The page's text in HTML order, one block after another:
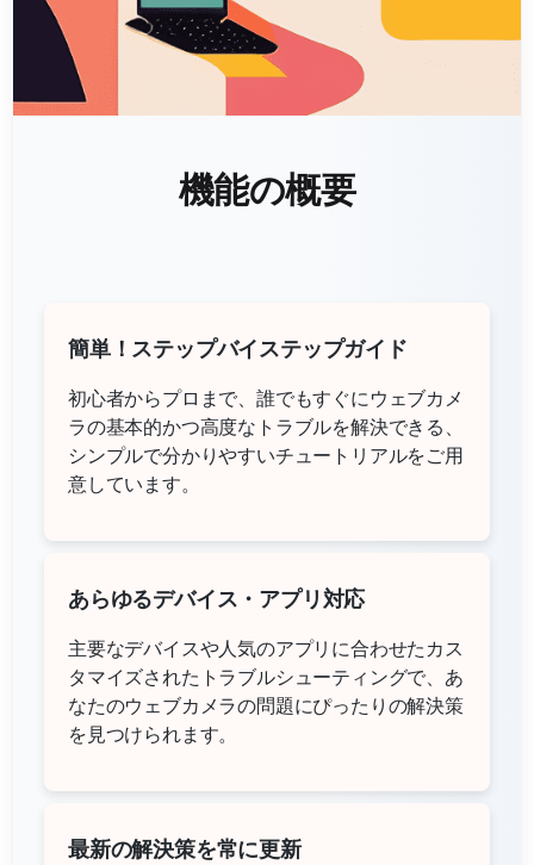
機能の概要
簡単！ステップバイステップガイド
初心者からプロまで、誰でもすぐにウェブカメ
ラの基本的かつ高度なトラブルを解決できる、
シンプルで分かりやすいチュートリアルをご用
意しています。
あらゆるデバイス・アプリ対応
主要なデバイスや人気のアプリに合わせたカス
タマイズされたトラブルシューティングで、あ
なたのウェブカメラの問題にぴったりの解決策
を見つけられます。
最新の解決策を常に更新